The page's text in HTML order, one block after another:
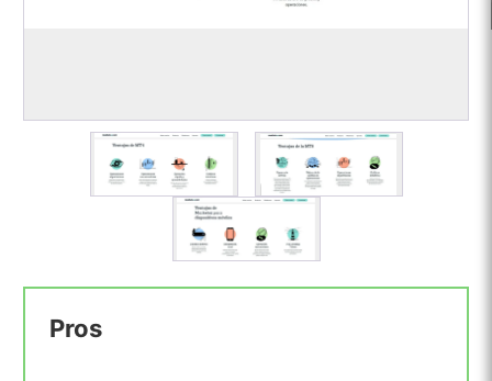
Pros